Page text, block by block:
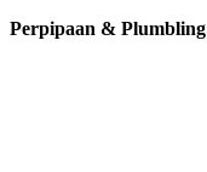
Perpipaan & Plumbling